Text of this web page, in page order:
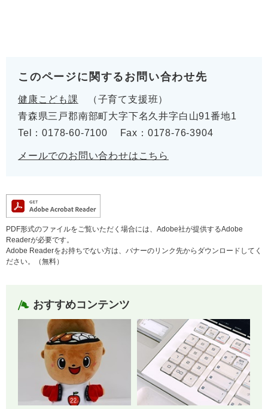
このページに関するお問い合わせ先
健康こども課
子育て支援班
青森県三戸郡南部町大字下名久井字白山91番地1
Tel：0178-60-7100
Fax：0178-76-3904
メールでのお問い合わせはこちら
PDF形式のファイルをご覧いただく場合には、Adobe社が提供するAdobe
Readerが必要です。
Adobe Readerをお持ちでない方は、バナーのリンク先からダウンロードしてく
ださい。（無料）
おすすめコンテンツ